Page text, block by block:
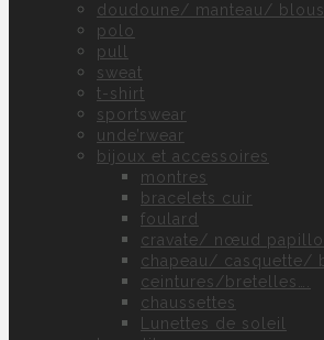
doudoune/ manteau/
polo
pull
sweat
t-shirt
sportswear
unde’rwear
bijoux et accessoires
montres
bracelets cuir
foulard
cravate/ nœud
chapeau/ casquette/
ceintures/bretelles….
chaussettes
Lunettes de soleil